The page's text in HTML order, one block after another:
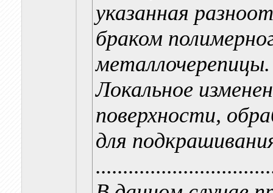
указанная
браком
металлочерепицы.
Локальное
поверхности,
для